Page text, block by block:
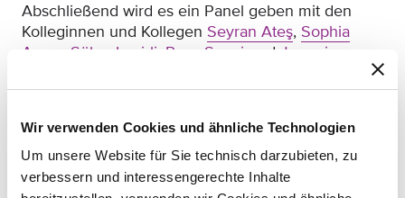
Wir verwenden Cookies und ähnliche Technologien
Um unsere Website für Sie technisch darzubieten, zu
verbessern und interessengerechte Inhalte
Abschließend wird es ein Panel geben mit den
Kolleginnen und Kollegen Seyran Ateş, Sophia
Azam
Şölen Izmirli Roya Sangi und Jermaine
über Herausforderungen, Hürden und
Hindernisse des Andersseins in der Anwaltschaft.
Wann?:Dienstag, 16. Januar 2024 von 17.30 bis 21
Uhr (Einlass ab 17 Uhr)